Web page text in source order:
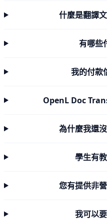
什麼是翻譯
有哪些
我的付款
OpenL Doc
為什麼我還
學生有
您有提供非
我可以